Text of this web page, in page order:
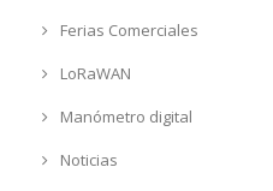
Ferias Comerciales
LoRaWAN
Manómetro digital
Noticias